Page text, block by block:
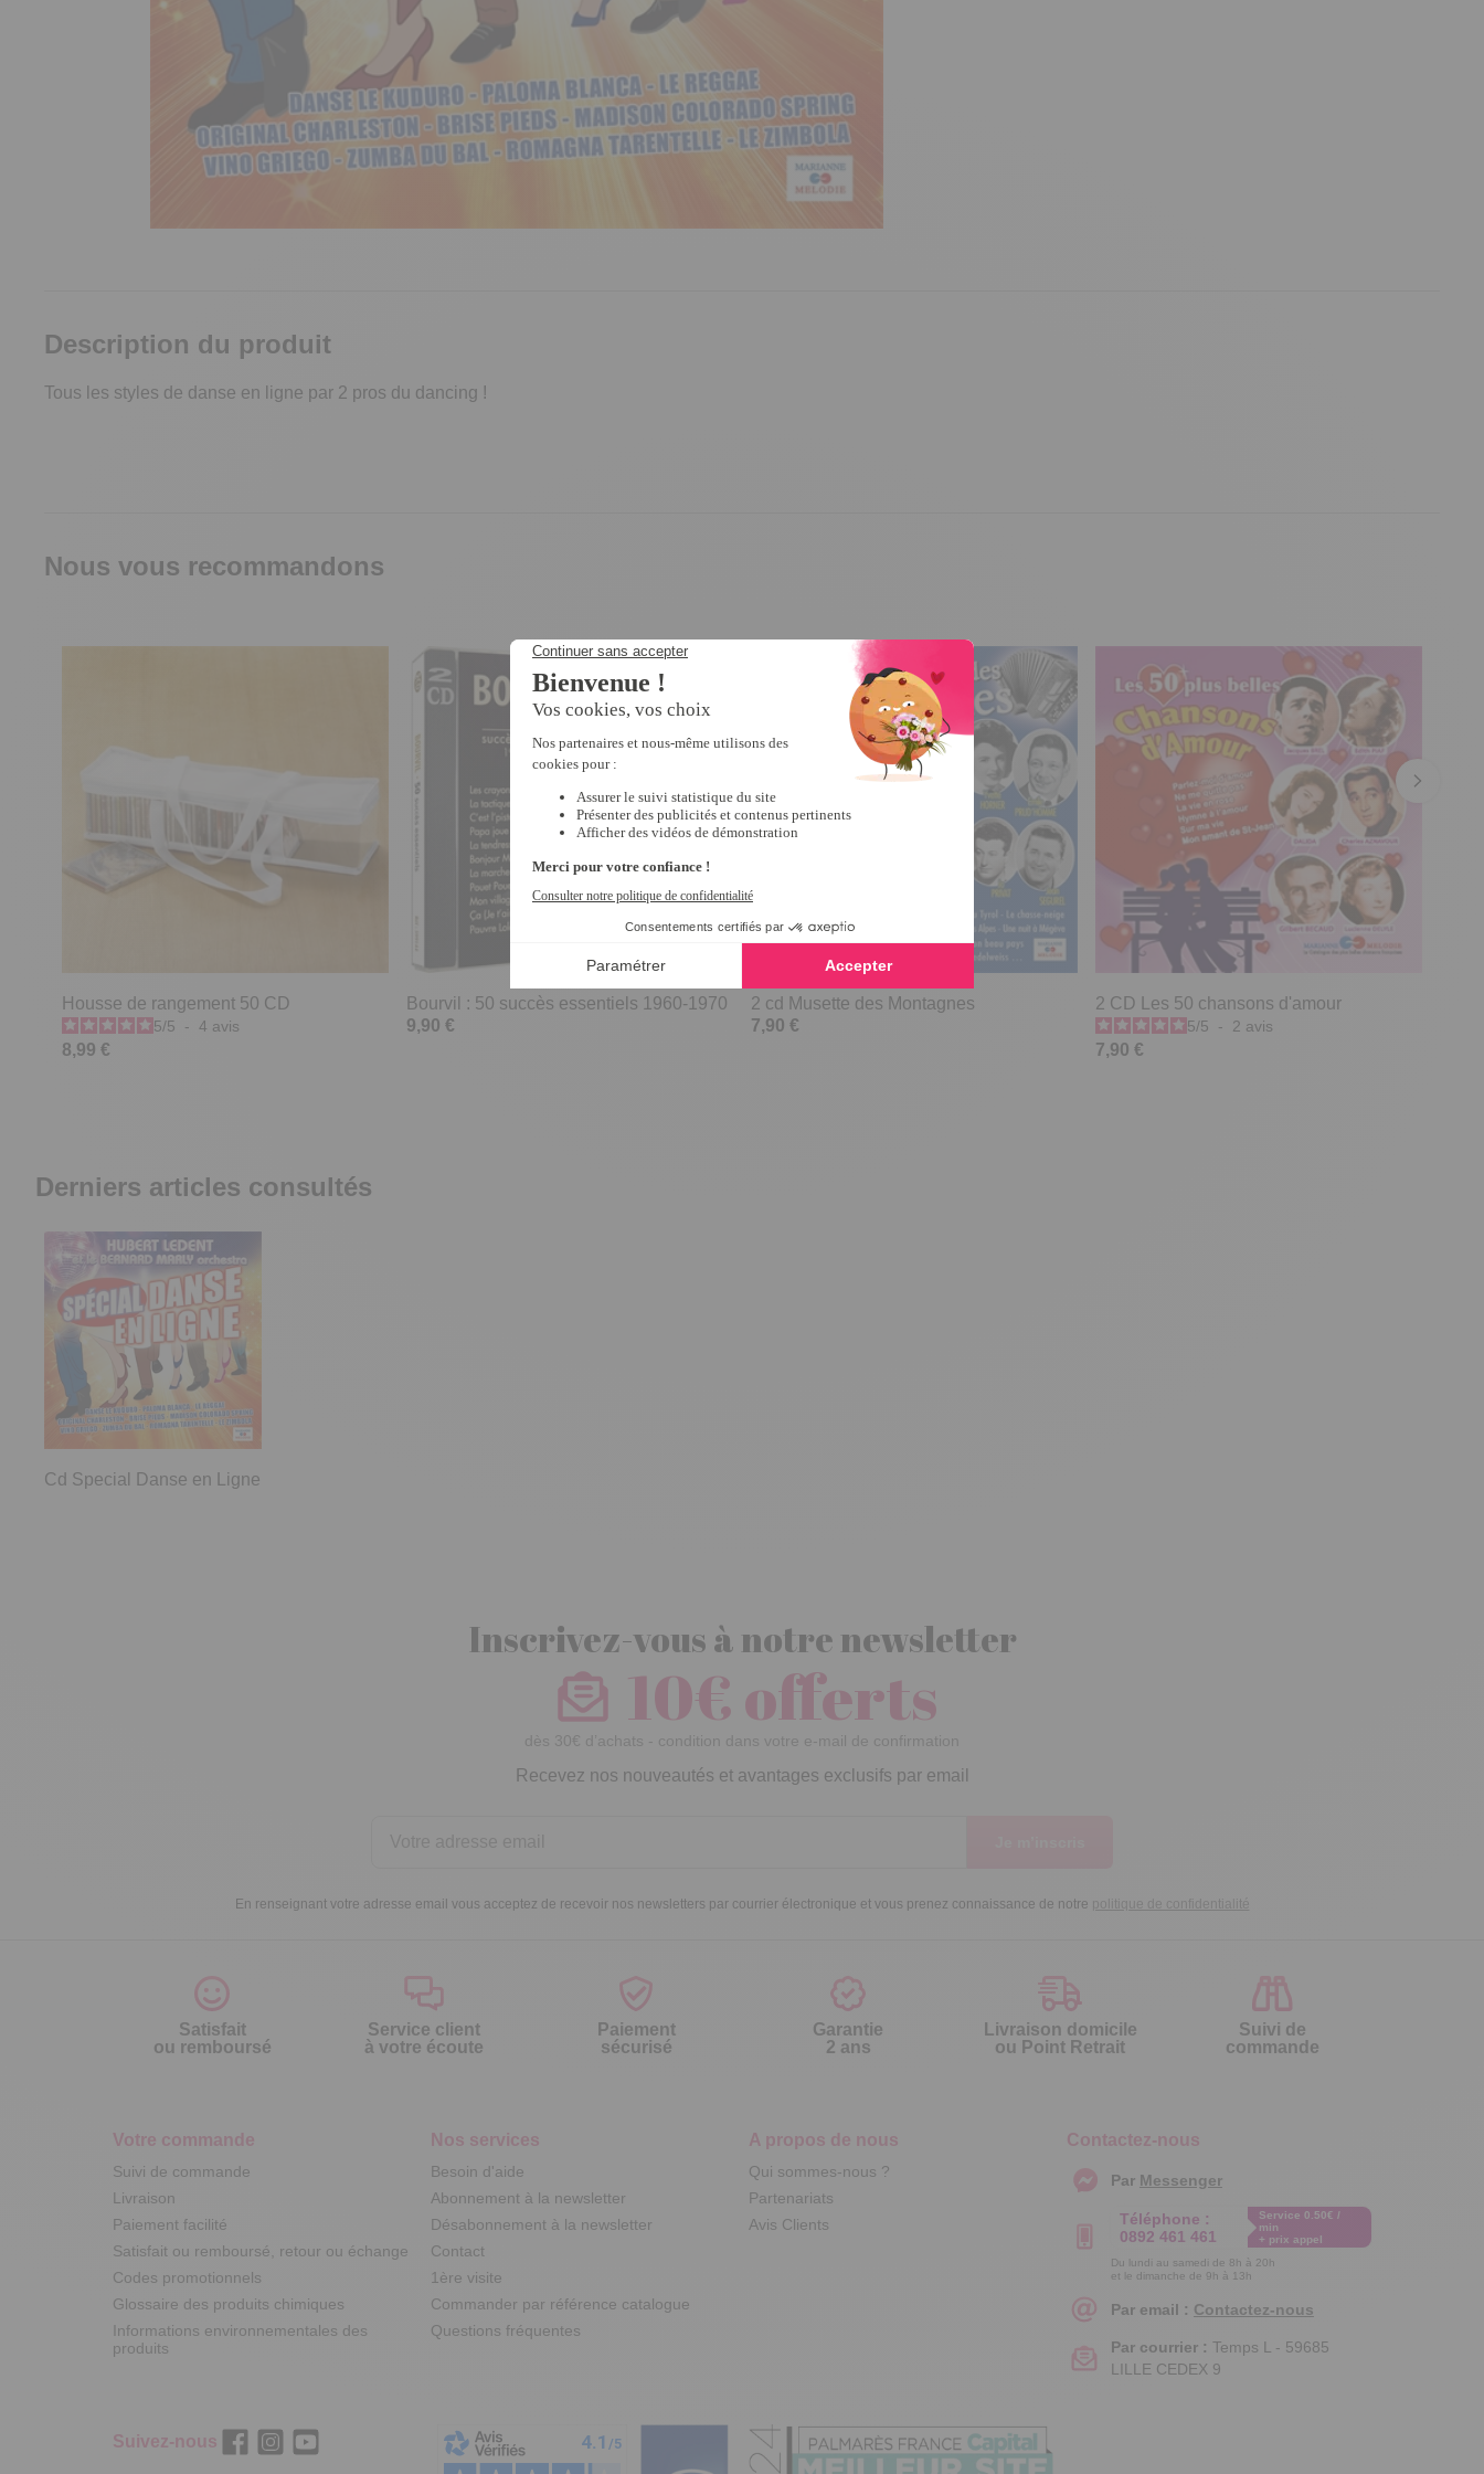
Description du produit
Tous les styles de danse en ligne par 2 pros du dancing !
Nous vous recommandons
Housse de rangement 50 CD
5/5 - 4 avis
8,99 €
Bourvil : 50 succès essentiels 1960-1970
9,90 €
2 cd Musette des Montagnes
7,90 €
2 CD Les 50 chansons d'amour
5/5 - 2 avis
7,90 €
Derniers articles consultés
Cd Special Danse en Ligne
Inscrivez-vous à notre newsletter
10€ offerts
dès 30€ d’achats - condition dans votre e-mail de confirmation
Recevez nos nouveautés et avantages exclusifs par email
En renseignant votre adresse email vous acceptez de recevoir nos newsletters par courrier électronique et vous prenez connaissance de notre politique de confidentialité
Satisfait
ou remboursé
Service client
à votre écoute
Paiement
sécurisé
Garantie
2 ans
Livraison domicile
ou Point Retrait
Suivi de
commande
Votre commande
Suivi de commande
Livraison
Paiement facilité
Satisfait ou remboursé, retour ou échange
Codes promotionnels
Glossaire des produits chimiques
Informations environnementales des
produits
Nos services
Besoin d'aide
Abonnement à la newsletter
Désabonnement à la newsletter
Contact
1ère visite
Commander par référence catalogue
Questions fréquentes
A propos de nous
Qui sommes-nous ?
Partenariats
Avis Clients
Contactez-nous
Par Messenger
Téléphone :
0892 461 461
Service 0.50€ /
min
+ prix appel
Du lundi au samedi de 8h à 20h
et le dimanche de 9h à 13h
Par email : Contactez-nous
Par courrier : Temps L - 59685
LILLE CEDEX 9
Suivez-nous